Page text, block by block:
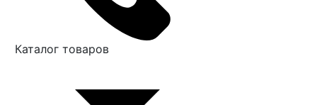
Каталог товаров